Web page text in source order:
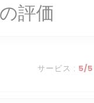
評価
サービス : 5/5